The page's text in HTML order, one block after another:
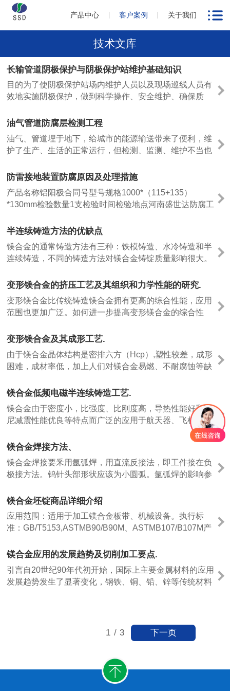
产品中心 客户案例 关于我们
技术文库
长输管道阴极保护与阴极保护站维护基础知识
目的为了使阴极保护站场内维护人员以及现场巡线人员有
效地实施阴极保护，做到科学操作、安全维护、确保质
运行并科学维护指导。防腐蚀的重要意义自然界中，大多
从离子状态转变成原子状态。然而，回归自然状态是......
油气管道防腐层检测工程
油气、管道埋于地下，给城市的能源输送带来了便利，维
护了生产、生活的正常运行，但检测、监测、维护不当也
破损、老化、剥离，因防护不当进而出现管体腐蚀从而导
难以预测和控制的因素。排除油、气管道的安全......
防雷接地装置防腐原因及处理措施
产品名称铝阳极合同号型号规格1000*（115+135）
*130mm检验数量1支检验时间检验地点河南盛世达防腐工
1原材料AlGB/T1196-1993合格ZGB/T470-
19812表面质量底面刷漆，工作面干净，无油漆和油污
等；无氧化渣、毛刺、飞边、......
半连续铸造方法的优缺点
镁合金的通常铸造方法有三种：铁模铸造、水冷铸造和半
连续铸造，不同的铸造方法对镁合金铸锭质量影响很大。
旧的方法已很少采用。目前，在工业生产中广泛采用了半
变形镁合金的挤压工艺及其组织和力学性能的研究.
变形镁合金比传统铸造镁合金拥有更高的综合性能，应用
范围也更加广泛。如何进一步提高变形镁合金的综合性
减小各向异性，改善镁合金的室温塑性成形能力，简化产
的应用范围是国内外研究的主要方向。
变形镁合金及其成形工艺.
由于镁合金晶体结构是密排六方（Hcp）,塑性较差，成形
困难，成材率低，加上人们对镁合金易燃、不耐腐蚀等缺
规模应用。目前变形镁合金板材、型材以及锻件等生产仍
普及到民用工业领域。在当今社会节约资源和减少污染成
为社会可持续发展战略的要求的背景下，急需加快研究步
伐，转变观念，以推动变形镁合金在民用工业产品领域的
应用。在此总结变形镁合金及成形工艺的成果，探讨变形
镁合金及其成形工艺的研究方向和应用成果。
镁合金低频电磁半连续铸造工艺.
镁合金由于密度小，比强度、比刚度高，导热性能好和阻
尼减震性能优良等特点而广泛的应用于航天器、飞机、汽
车以及电子产品等。随着镁合金用量的不断增加，人们对
镁合金材料的性能提出了更高的要求。铸锭质量是制约高
开发制备技术是国家“863”高科技发展计划项目......
镁合金焊接方法、
镁合金焊接要釆用氩弧焊，用直流反接法，即工件接在负
极接方法。钨针头部形状应该为小圆弧。氩弧焊的影响参
根据工件材料选择电流种类，焊接电流大小是决定焊缝熔
深的主要参数，它主要根据工件材料、厚度、接头形式、
焊接位置，有时还考虑焊工技术水平（钨极氩......
镁合金坯锭商品详细介绍
应用范围：适用于加工镁合金板带、机械设备。执行标
准：GB/T5153,ASTMB90/B90M、ASTMB107/B107M产
列，AE系列。加工工艺：釆用半连续浇铸浇铸镁合金，
内部更致密，具有高强度和高延伸率等优点。1、通过移
液，二次精练，......
镁合金应用的发展趋势及切削加工要点.
引言自20世纪90年代初开始，国际上主要金属材料的应用
发展趋势发生了显著变化，钢铁、铜、铅、锌等传统材料
Z-M系、Mg-AI-M系和Mg-AI-Si-M系、Mg-AI-RE系、M......
1 / 3 下一页